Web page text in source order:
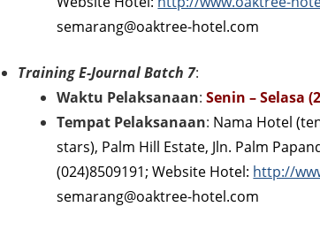
semarang@oaktree-hotel.com
Training E-Journal Batch 7:
Waktu Pelaksanaan:Senin – Selasa
Tempat Pelaksanaan: Nama Hotel
stars), Palm Hill Estate, Jln. Palm
(024)8509191; Website Hotel: http://
semarang@oaktree-hotel.com